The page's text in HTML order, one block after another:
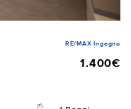
RE/MAX Ingegno
1.400€